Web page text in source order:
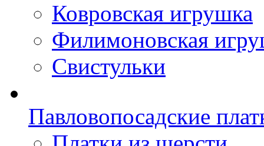
Ковровская игрушка
Филимоновская
Свистульки
Павловопосадские